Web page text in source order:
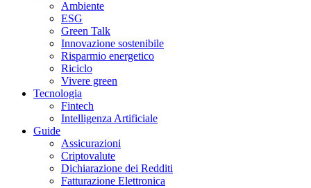
Ambiente
ESG
Green Talk
Innovazione sostenibile
Risparmio energetico
Riciclo
Vivere green
Tecnologia
Fintech
Intelligenza Artificiale
Guide
Assicurazioni
Criptovalute
Dichiarazione dei Redditi
Fatturazione Elettronica